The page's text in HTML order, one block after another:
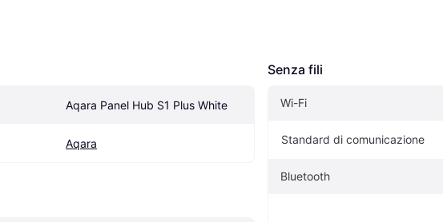
Aqara Panel Hub S1 Plus White
Aqara
Senza fili
Wi-Fi
Standard di comunicazione
Bluetooth